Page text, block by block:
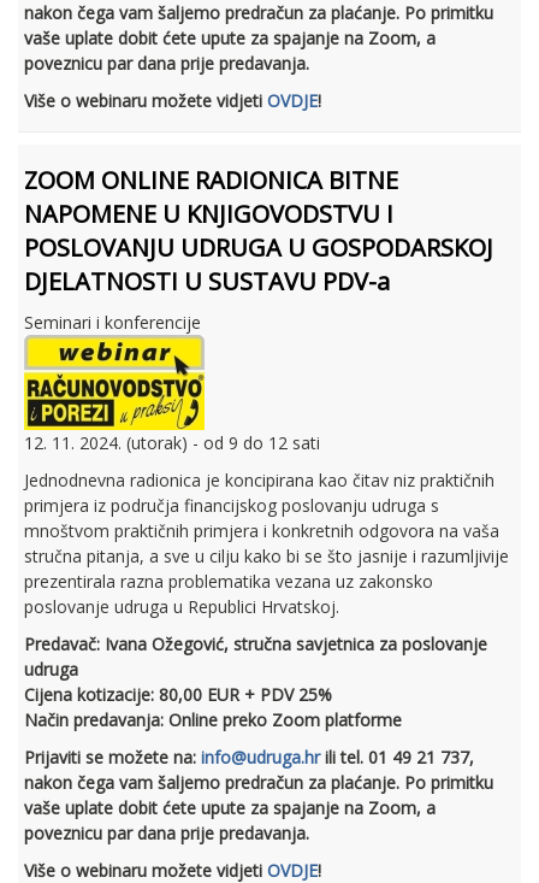
nakon čega vam šaljemo predračun za plaćanje. Po primitku
vaše uplate dobit ćete upute za spajanje na Zoom, a
poveznicu par dana prije predavanja.
Više o webinaru možete vidjeti OVDJE!
ZOOM ONLINE RADIONICA BITNE
NAPOMENE U KNJIGOVODSTVU I
POSLOVANJU UDRUGA U GOSPODARSKOJ
DJELATNOSTI U SUSTAVU PDV-a
Seminari i konferencije
12. 11. 2024. (utorak) - od 9 do 12 sati
Jednodnevna radionica je koncipirana kao čitav niz praktičnih
primjera iz područja financijskog poslovanju udruga s
mnoštvom praktičnih primjera i konkretnih odgovora na vaša
stručna pitanja, a sve u cilju kako bi se što jasnije i razumljivije
prezentirala razna problematika vezana uz zakonsko
poslovanje udruga u Republici Hrvatskoj.
Predavač: Ivana Ožegović, stručna savjetnica za poslovanje
udruga
Cijena kotizacije: 80,00 EUR + PDV 25%
Način predavanja: Online preko Zoom platforme
Prijaviti se možete na: info@udruga.hrili tel. 01 49 21 737,
nakon čega vam šaljemo predračun za plaćanje. Po primitku
vaše uplate dobit ćete upute za spajanje na Zoom, a
poveznicu par dana prije predavanja.
Više o webinaru možete vidjeti OVDJE!